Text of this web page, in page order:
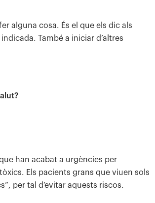
alguna cosa. És el que els dic als
També a iniciar d’altres
han acabat a urgències per
Els pacients grans que viuen sols
per tal d’evitar aquests riscos.